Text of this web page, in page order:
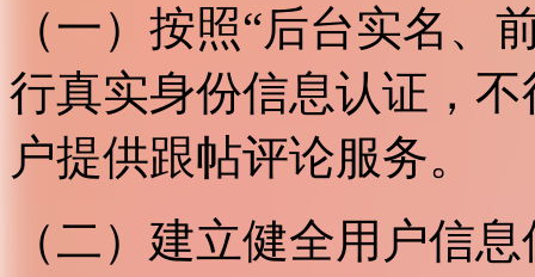
（一）按照“后台实名、
行真实身份信息认证，
户提供跟帖评论服务。
（二）建立健全用户信